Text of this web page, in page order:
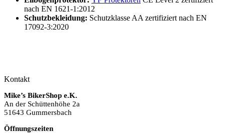
nach EN 1621-1:2012
Schutzbekleidung: Schutzklasse AA zertifiziert nach EN
17092-3:2020
Kontakt
Mike’s BikerShop e.K.
An der Schüttenhöhe 2a
51643 Gummersbach
Öffnungszeiten